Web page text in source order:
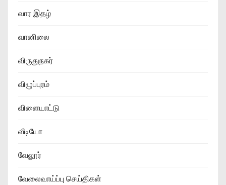
வார இதழ்
வானிலை
விருதுநகர்
விழுப்புரம்
விளையாட்டு
வீடியோ
வேலூர்
வேலைவாய்ப்பு செய்திகள்